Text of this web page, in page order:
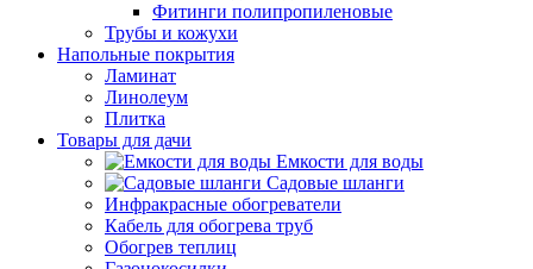
Фитинги полипропиленовые
Трубы и кожухи
Напольные покрытия
Ламинат
Линолеум
Плитка
Товары для дачи
Емкости для воды
Садовые шланги
Инфракрасные обогреватели
Кабель для обогрева труб
Обогрев теплиц